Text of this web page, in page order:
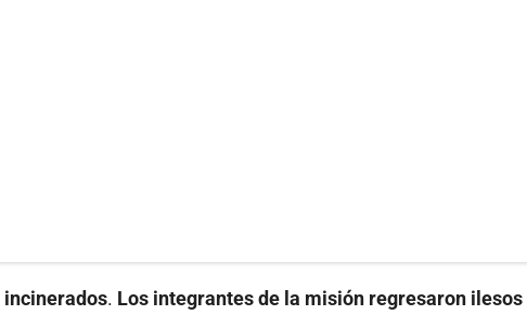
incinerados. Los integrantes de la misión regresaron ilesos